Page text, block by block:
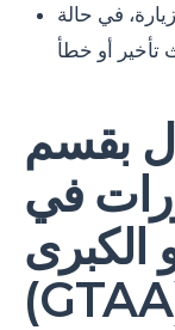
في حالة
بقسم
في
الكبرى